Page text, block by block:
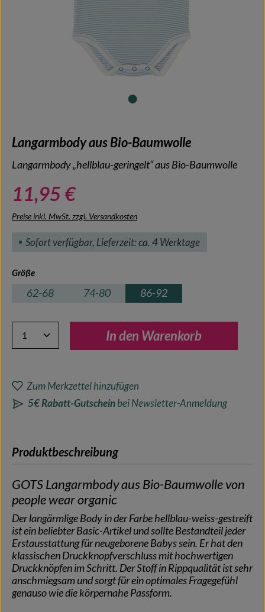
Langarmbody aus Bio-Baumwolle
Langarmbody „hellblau-geringelt“ aus Bio-Baumwolle
11,95 €
Preise inkl. MwSt. zzgl. Versandkosten
Sofort verfügbar, Lieferzeit: ca. 4 Werktage
Größeauswählen
62-68 74-80 86-92
Produkt Anzahl: Gib den gewünschten Wert ein oder
In den Warenkorb
Zum Merkzettel hinzufügen
5€ Rabatt-Gutscheinbei Newsletter-Anmeldung
Produktbeschreibung
GOTS Langarmbody aus Bio-Baumwolle von
people wear organic
Der langärmlige Body in der Farbe hellblau-weiss-gestreift
ist ein beliebter Basic-Artikel und sollte Bestandteil jeder
Erstausstattung für neugeborene Babys sein. Er hat den
klassischen Druckknopfverschluss mit hochwertigen
Druckknöpfen im Schritt. Der Stoff in Rippqualität ist sehr
anschmiegsam und sorgt für ein optimales Fragegefühl
genauso wie die körpernahe Passform.